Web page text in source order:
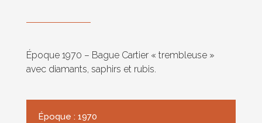
Époque 1970 – Bague Cartier « trembleuse »
avec diamants, saphirs et rubis.
Époque : 1970